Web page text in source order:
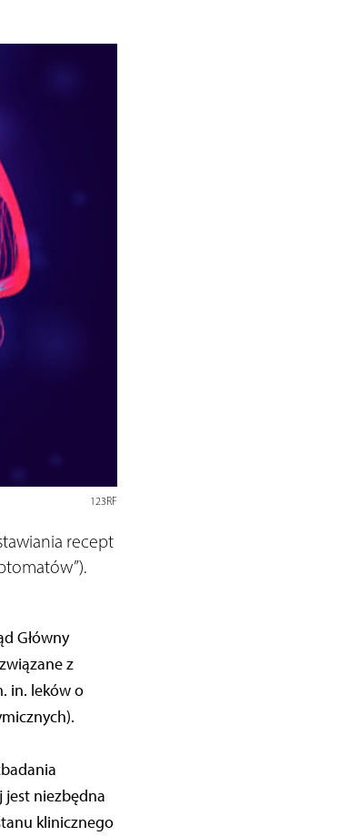
123RF
recept
Główny
z
in. leków o
jest niezbędna
klinicznego